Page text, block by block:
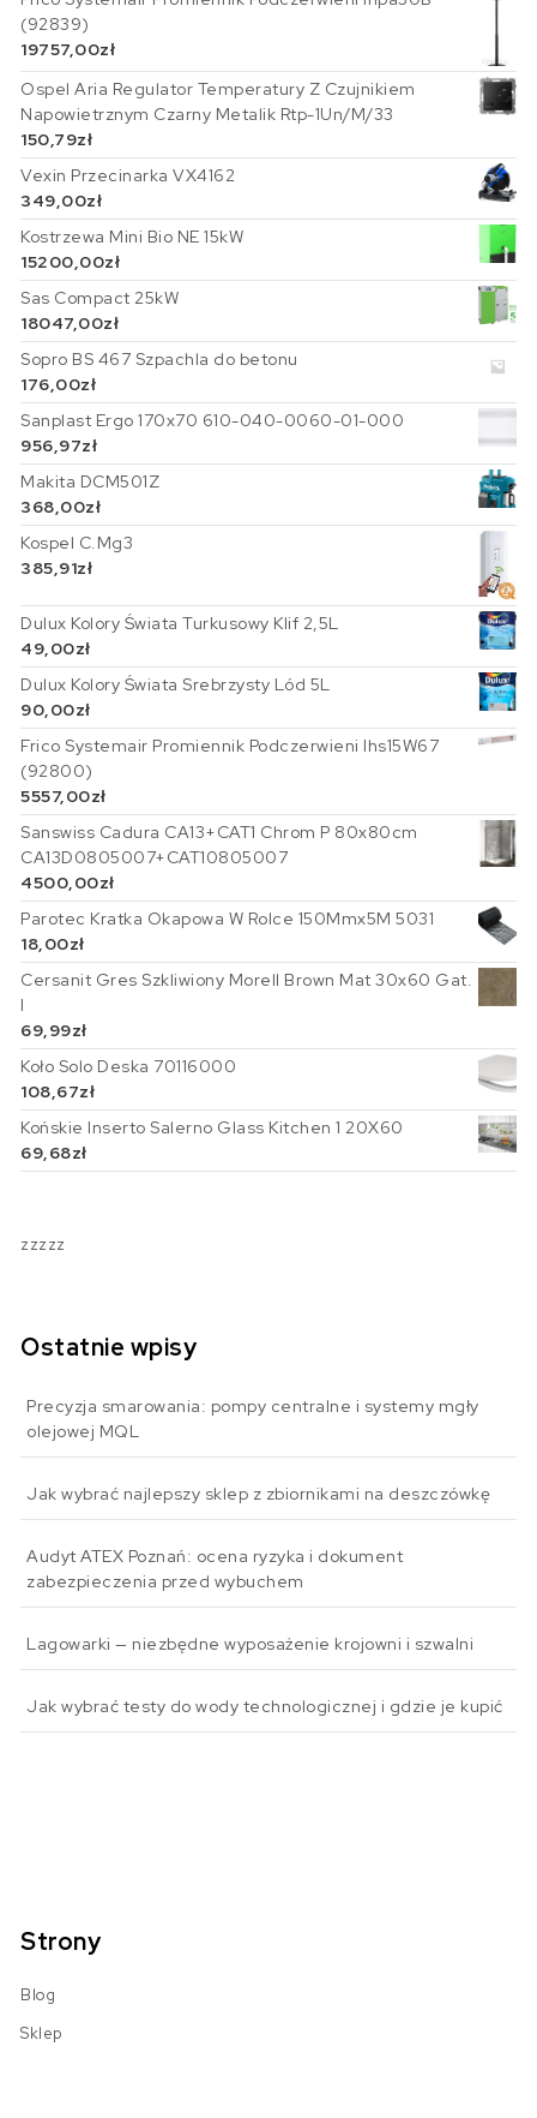
(92839)
19757,00zł
Ospel Aria Regulator Temperatury Z Czujnikiem
Napowietrznym Czarny Metalik Rtp-1Un/M/33
150,79zł
Vexin Przecinarka VX4162
349,00zł
Kostrzewa Mini Bio NE 15kW
15200,00zł
Sas Compact 25kW
18047,00zł
Sopro BS 467 Szpachla do betonu
176,00zł
Sanplast Ergo 170x70 610-040-0060-01-000
956,97zł
Makita DCM501Z
368,00zł
Kospel C.Mg3
385,91zł
Dulux Kolory Świata Turkusowy Klif 2,5L
49,00zł
Dulux Kolory Świata Srebrzysty Lód 5L
90,00zł
Frico Systemair Promiennik Podczerwieni Ihs15W67
(92800)
5557,00zł
Sanswiss Cadura CA13+CAT1 Chrom P 80x80cm
CA13D0805007+CAT10805007
4500,00zł
Parotec Kratka Okapowa W Rolce 150Mmx5M 5031
18,00zł
Cersanit Gres Szkliwiony Morell Brown Mat 30x60 Gat.
I
69,99zł
Koło Solo Deska 70116000
108,67zł
Końskie Inserto Salerno Glass Kitchen 1 20X60
69,68zł
zzzzz
Ostatnie wpisy
Precyzja smarowania: pompy centralne i systemy mgły
olejowej MQL
Jak wybrać najlepszy sklep z zbiornikami na deszczówkę
Audyt ATEX Poznań: ocena ryzyka i dokument
zabezpieczenia przed wybuchem
Lagowarki — niezbędne wyposażenie krojowni i szwalni
Jak wybrać testy do wody technologicznej i gdzie je kupić
Strony
Blog
Sklep